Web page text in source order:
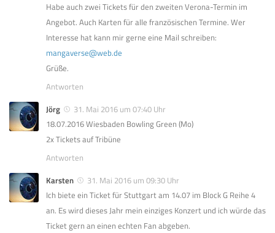
Habe auch zwei Tickets für den zweiten Verona-Termin im
Angebot. Auch Karten für alle französischen Termine. Wer
Interesse hat kann mir gerne eine Mail schreiben:
mangaverse@web.de
Grüße.
Antworten
Jörg
31. Mai 2016 um 07:40 Uhr
18.07.2016 Wiesbaden Bowling Green (Mo)
2x Tickets auf Tribüne
Antworten
Karsten
31. Mai 2016 um 09:30 Uhr
Ich biete ein Ticket für Stuttgart am 14.07 im Block G Reihe 4
an. Es wird dieses Jahr mein einziges Konzert und ich würde das
Ticket gern an einen echten Fan abgeben.